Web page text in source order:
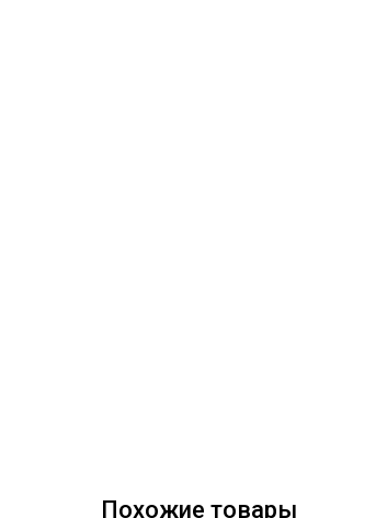
Похожие товары